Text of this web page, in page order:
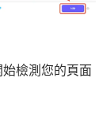
檢測您的頁面